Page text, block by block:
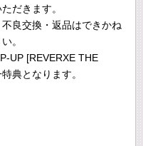
だきます。
良交換・返品はできかね
。
UP [REVERXE THE
典となります。